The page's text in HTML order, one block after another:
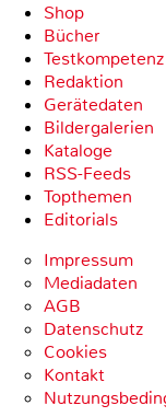
Shop
Bücher
Testkompetenz
Redaktion
Gerätedaten
Bildergalerien
Kataloge
RSS-Feeds
Topthemen
Editorials
Impressum
Mediadaten
AGB
Datenschutz
Cookies
Kontakt